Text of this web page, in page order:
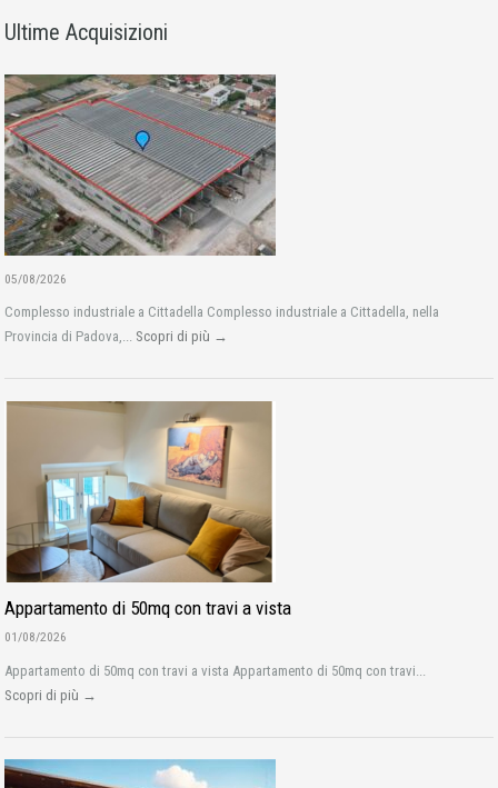
Ultime Acquisizioni
05/08/2026
Complesso industriale a Cittadella Complesso industriale a Cittadella, nella
Provincia di Padova,... Scopri di più →
Appartamento di 50mq con travi a vista
01/08/2026
Appartamento di 50mq con travi a vista Appartamento di 50mq con travi...
Scopri di più →